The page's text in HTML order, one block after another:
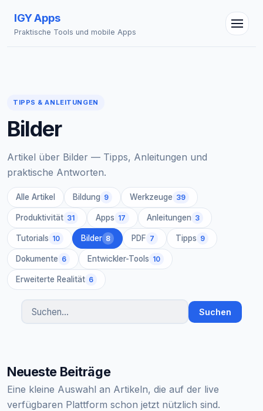
IGY Apps
Praktische Tools und mobile Apps
TIPPS & ANLEITUNGEN
Bilder
Artikel über Bilder — Tipps, Anleitungen und
praktische Antworten.
Alle Artikel Bildung 9 Werkzeuge 39
Produktivität 31 Apps 17 Anleitungen 3
Tutorials 10 Bilder 8 PDF 7 Tipps 9
Dokumente 6 Entwickler-Tools 10
Erweiterte Realität 6
Artikel suchen
Suchen
Neueste Beiträge
Eine kleine Auswahl an Artikeln, die auf der live
verfügbaren Plattform schon jetzt nützlich sind.
IGY Assistent